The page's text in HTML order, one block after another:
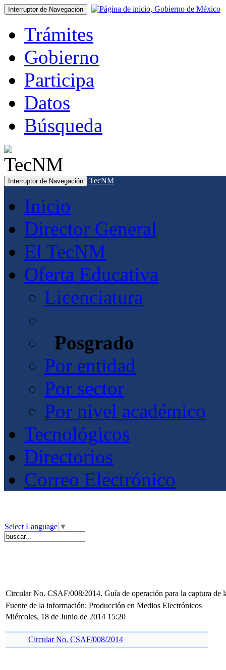
Interruptor de Navegación
Trámites
Gobierno
Participa
Datos
Búsqueda
Interruptor de Navegación TecNM
Inicio
Director General
El TecNM
Oferta Educativa
Licenciatura
Posgrado
Por entidad
Por sector
Por nivel académico
Tecnológicos
Directorios
Correo Electrónico
Select Language ▼
Circular No. CSAF/008/2014. Guía de operación para la captura de
Fuente de la información: Producción en Medios Electrónicos
Miércoles, 18 de Junio de 2014 15:20
Circular No. CSAF/008/2014